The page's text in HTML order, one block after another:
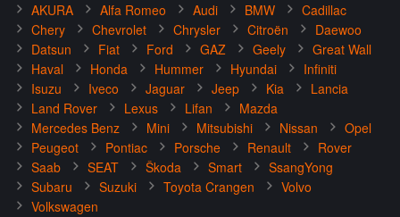
AKURA Alfa Romeo Audi BMW
Cadillac
Chery
Chevrolet Chrysler Citroën
Daewoo
Datsun
Fiat Ford GAZ Geely
Great Wall
Haval
Honda Hummer Hyundai
Infiniti
Isuzu
Iveco Jaguar Jeep Kia
Lancia
Land Rover
Lexus Lifan
Mazda
Mercedes Benz
Mini Mitsubishi Nissan
Opel
Peugeot
Pontiac Porsche Renault
Rover
Saab
SEAT Škoda Smart
SsangYong
Subaru
Suzuki Toyota Crangen
Volvo
Volkswagen